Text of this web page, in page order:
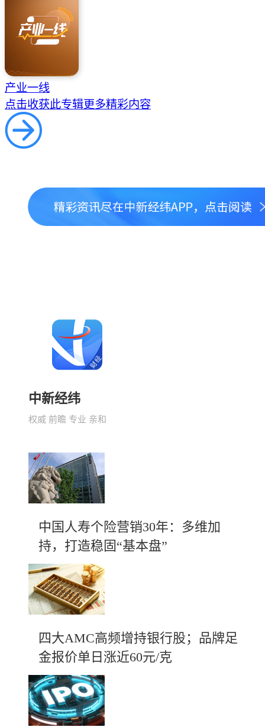
产业一线
点击收获此专辑更多精彩内容
中新经纬
权威 前瞻 专业 亲和
中国人寿个险营销30年：多维加
持，打造稳固“基本盘”
四大AMC高频增持银行股；品牌足
金报价单日涨近60元/克